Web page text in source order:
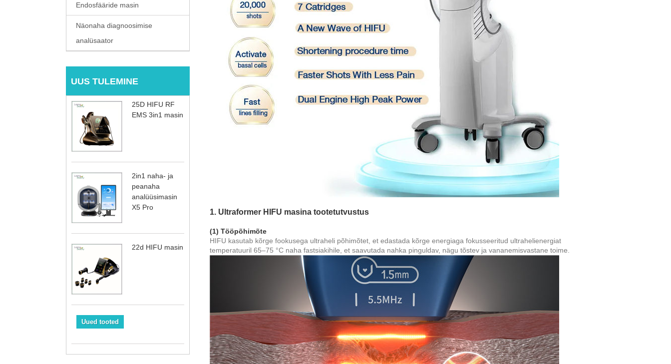
Endosfääride masin
Näonaha diagnoosimise
analüsaator
UUS TULEMINE
25D HIFU RF
EMS 3in1 masin
2in1 naha- ja
peanaha
analüüsimasin
X5 Pro
22d HIFU masin
Uued tooted
1. Ultraformer HIFU masina tootetutvustus
(1) Tööpõhimõte
HIFU kasutab kõrge fookusega ultraheli põhimõtet, et edastada kõrge energiaga fokusseeritud ultrahelienergiat
temperatuuril 65–75 °C naha fastsiakihile, et saavutada nahka pinguldav, nägu tõstev ja vananemisvastane toime.